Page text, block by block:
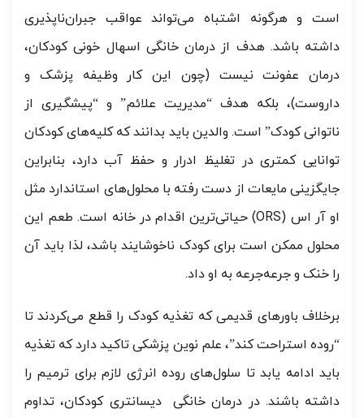
است و هرگونه اشتباه می‌تواند عواقب جبران‌ناپذیری
داشته باشد. هدف از درمان خانگی اسهال خونی کودکان،
درمان عفونت نیست (چون این کار وظیفه پزشک و
داروست)، بلکه هدف “مدیریت علائم” و “پیشگیری از
ناتوانی کودک” است. والدین باید بدانند که کلیه‌های کودکان
توانایی کمتری در تغلیظ ادرار و حفظ آب دارد، بنابراین
جایگزینی مایعات از دست رفته با محلول‌های استاندارد مثل
او آر اس (ORS) حیاتی‌ترین اقدام در خانه است. طعم این
محلول ممکن است برای کودک ناخوشایند باشد، لذا باید آن
را خنک و جرعه‌جرعه به او داد.
برخلاف باورهای قدیمی که تغذیه کودک را قطع می‌کردند تا
“روده استراحت کند”، علم نوین پزشکی تاکید دارد که تغذیه
باید ادامه یابد تا سلول‌های روده انرژی لازم برای ترمیم را
داشته باشند. در درمان خانگی دیسانتری کودکان، تداوم